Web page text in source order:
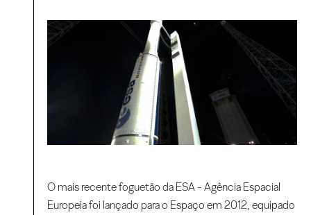
O mais recente foguetão da ESA - Agência Espacial
Europeia foi lançado para o Espaço em 2012, equipado